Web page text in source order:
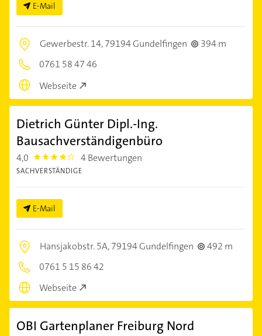
E-Mail
Gewerbestr. 14,79194 Gundelfingen
394 m
0761 58 47 46
Webseite
Dietrich Günter Dipl.-Ing.
Bausachverständigenbüro
4,0 4.0 4 Bewertungen
SACHVERSTÄNDIGE
E-Mail
Hansjakobstr. 5A,79194 Gundelfingen
492 m
0761 5 15 86 42
Webseite
OBI Gartenplaner Freiburg Nord